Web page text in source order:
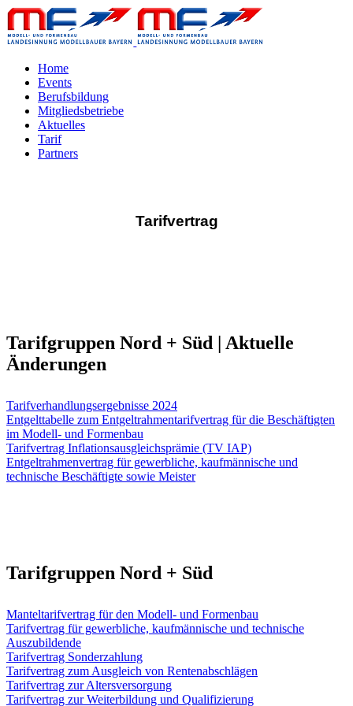
Home
Events
Berufsbildung
Mitgliedsbetriebe
Aktuelles
Tarif
Partners
Tarifvertrag
Tarifgruppen Nord + Süd | Aktuelle
Änderungen
Tarifverhandlungsergebnisse 2024
Entgelttabelle zum Entgeltrahmentarifvertrag für die Beschäftigten
im Modell- und Formenbau
Tarifvertrag Inflationsausgleichsprämie (TV IAP)
Entgeltrahmenvertrag für gewerbliche, kaufmännische und
technische Beschäftigte sowie Meister
Tarifgruppen Nord + Süd
Manteltarifvertrag für den Modell- und Formenbau
Tarifvertrag für gewerbliche, kaufmännische und technische
Auszubildende
Tarifvertrag Sonderzahlung
Tarifvertrag zum Ausgleich von Rentenabschlägen
Tarifvertrag zur Altersversorgung
Tarifvertrag zur Weiterbildung und Qualifizierung